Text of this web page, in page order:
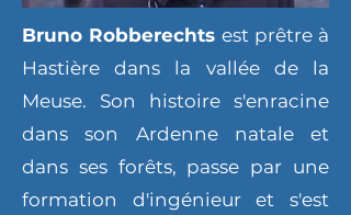
Bruno Robberechts est prêtre à
Hastière dans la vallée de la
Meuse. Son histoire s'enracine
dans son Ardenne natale et
dans ses forêts, passe par une
formation d'ingénieur et s'est